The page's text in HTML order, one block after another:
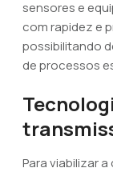
sensores e
com rapidez e
possibilitando
de processos
Para viabilizar